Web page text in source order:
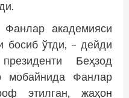
академияси
босиб ўтди, – дейди
Беҳзод
Фанлар
этилган, жаҳон